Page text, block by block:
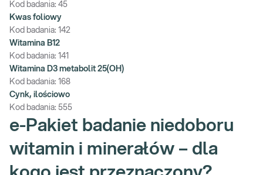
Kod badania: 45
Kwas foliowy
Kod badania: 142
Witamina B12
Kod badania: 141
Witamina D3 metabolit 25(OH)
Kod badania: 168
Cynk, ilościowo
Kod badania: 555
e-Pakiet badanie niedoboru
witamin i minerałów – dla